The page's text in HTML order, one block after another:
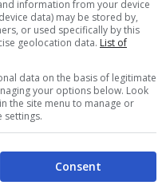
information from your device
data) may be stored by,
or used specifically by this
geolocation data. List of
data on the basis of legitimate
your options below. Look
the site menu to manage or
settings.
Consent